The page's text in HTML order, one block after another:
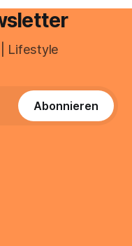
Lifestyle
Abonnieren